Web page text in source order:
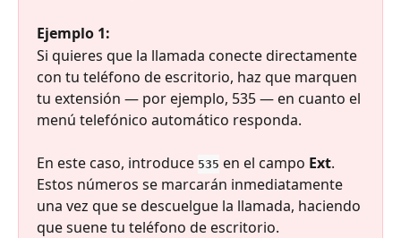
Ejemplo 1:
Si quieres que la llamada conecte directamente
con tu teléfono de escritorio, haz que marquen
tu extensión — por ejemplo, 535 — en cuanto el
menú telefónico automático responda.
En este caso, introduce 535 en el campo Ext.
Estos números se marcarán inmediatamente
una vez que se descuelgue la llamada, haciendo
que suene tu teléfono de escritorio.